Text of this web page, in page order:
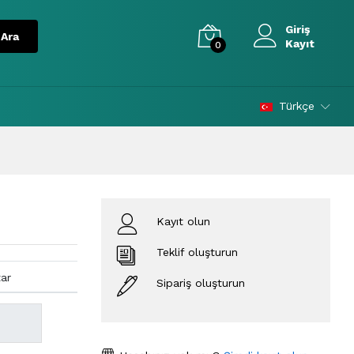
0
Giriş
Kayıt
Türkçe
Kayıt olun
Teklif oluşturun
Sipariş oluşturun